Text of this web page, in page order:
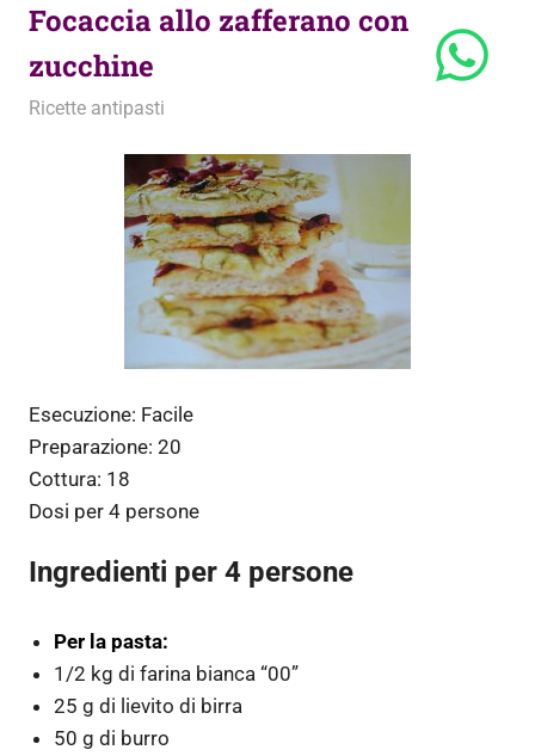
Focaccia allo zafferano con
zucchine
31 Ottobre 2010
admin
Ricette antipasti
Esecuzione: Facile
Preparazione: 20
Cottura: 18
Dosi per 4 persone
Ingredienti per 4 persone
Per la pasta:
1/2 kg di farina bianca “00”
25 g di lievito di birra
50 g di burro